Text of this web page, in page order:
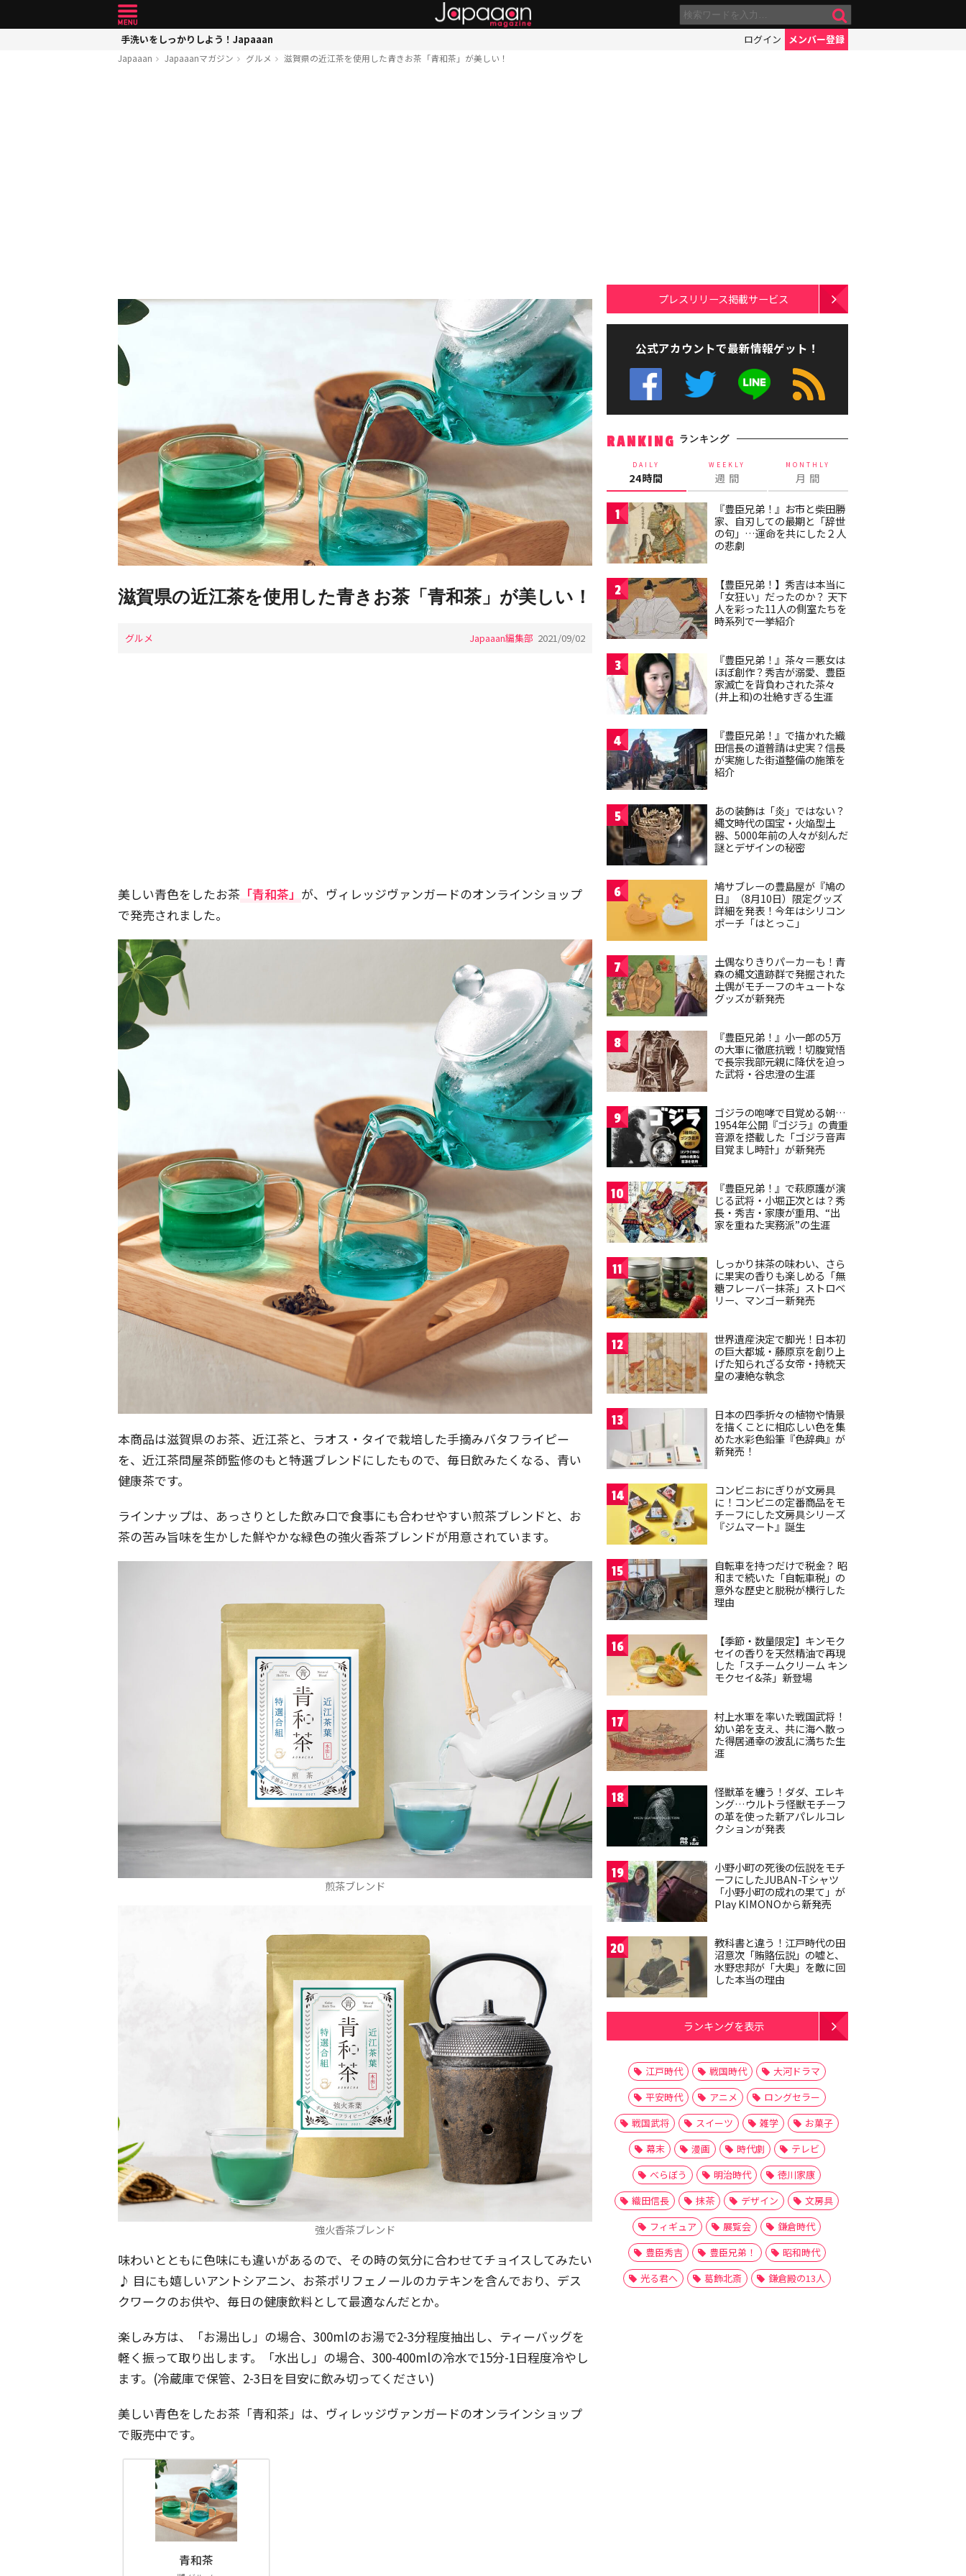
手洗いをしっかりしよう！Japaaan ログイン メンバー登録
Japaaan Japaaanマガジン グルメ 滋賀県の近江茶を使用した青きお茶「青和茶」が美しい！
滋賀県の近江茶を使用した青きお茶「青和茶」が美しい！
グルメ Japaaan編集部 2021/09/02
美しい青色をしたお茶 「青和茶」 が、ヴィレッジヴァンガードのオンラインショップ
で発売されました。
本商品は滋賀県のお茶、近江茶と、ラオス・タイで栽培した手摘みバタフライピー
を、近江茶問屋茶師監修のもと特選ブレンドにしたもので、毎日飲みたくなる、青い
健康茶です。
ラインナップは、あっさりとした飲み口で食事にも合わせやすい煎茶ブレンドと、お
茶の苦み旨味を生かした鮮やかな緑色の強火香茶ブレンドが用意されています。
煎茶ブレンド
強火香茶ブレンド
味わいとともに色味にも違いがあるので、その時の気分に合わせてチョイスしてみたい
♪ 目にも嬉しいアントシアニン、お茶ポリフェノールのカテキンを含んでおり、デス
クワークのお供や、毎日の健康飲料として最適なんだとか。
楽しみ方は、「お湯出し」の場合、300mlのお湯で2-3分程度抽出し、ティーバッグを
軽く振って取り出します。「水出し」の場合、300-400mlの冷水で15分-1日程度冷やし
ます。(冷蔵庫で保管、2-3日を目安に飲み切ってください)
美しい青色をしたお茶「青和茶」は、ヴィレッジヴァンガードのオンラインショップ
で販売中です。
青和茶
プレスリリース掲載サービス
公式アカウントで最新情報ゲット！
RANKING ランキング
DAILY
24時間
WEEKLY
週 間
MONTHLY
月 間
1
『豊臣兄弟！』お市と柴田勝
家、自刃しての最期と「辞世
の句」…運命を共にした２人
の悲劇
2
【豊臣兄弟！】秀吉は本当に
「女狂い」だったのか？ 天下
人を彩った11人の側室たちを
時系列で一挙紹介
3
『豊臣兄弟！』茶々＝悪女は
ほぼ創作？秀吉が溺愛、豊臣
家滅亡を背負わされた茶々
(井上和)の壮絶すぎる生涯
4
『豊臣兄弟！』で描かれた織
田信長の道普請は史実？信長
が実施した街道整備の施策を
紹介
5
あの装飾は「炎」ではない？
縄文時代の国宝・火焔型土
器、5000年前の人々が刻んだ
謎とデザインの秘密
6
鳩サブレーの豊島屋が『鳩の
日』（8月10日）限定グッズ
詳細を発表！今年はシリコン
ポーチ「はとっこ」
7
土偶なりきりパーカーも！青
森の縄文遺跡群で発掘された
土偶がモチーフのキュートな
グッズが新発売
8
『豊臣兄弟！』小一郎の5万
の大軍に徹底抗戦！切腹覚悟
で長宗我部元親に降伏を迫っ
た武将・谷忠澄の生涯
9
ゴジラの咆哮で目覚める朝…
1954年公開『ゴジラ』の貴重
音源を搭載した「ゴジラ音声
目覚まし時計」が新発売
10
『豊臣兄弟！』で萩原護が演
じる武将・小堀正次とは？秀
長・秀吉・家康が重用、“出
家を重ねた実務派”の生涯
11
しっかり抹茶の味わい、さら
に果実の香りも楽しめる「無
糖フレーバー抹茶」ストロベ
リー、マンゴー新発売
12
世界遺産決定で脚光！日本初
の巨大都城・藤原京を創り上
げた知られざる女帝・持統天
皇の凄絶な執念
13
日本の四季折々の植物や情景
を描くことに相応しい色を集
めた水彩色鉛筆『色辞典』が
新発売！
14
コンビニおにぎりが文房具
に！コンビニの定番商品をモ
チーフにした文房具シリーズ
『ジムマート』誕生
15
自転車を持つだけで税金？ 昭
和まで続いた「自転車税」の
意外な歴史と脱税が横行した
理由
16
【季節・数量限定】キンモク
セイの香りを天然精油で再現
した「スチームクリーム キン
モクセイ&茶」新登場
17
村上水軍を率いた戦国武将！
幼い弟を支え、共に海へ散っ
た得居通幸の波乱に満ちた生
涯
18
怪獣革を纏う！ダダ、エレキ
ング…ウルトラ怪獣モチーフ
の革を使った新アパレルコレ
クションが発表
19
小野小町の死後の伝説をモチ
ーフにしたJUBAN-Tシャツ
「小野小町の成れの果て」が
Play KIMONOから新発売
20
教科書と違う！江戸時代の田
沼意次「賄賂伝説」の嘘と、
水野忠邦が「大奥」を敵に回
した本当の理由
ランキングを表示
江戸時代 戦国時代
大河ドラマ
平安時代
アニメ
ロングセラー
戦国武将
スイーツ 雑学
お菓子
幕末
漫画 時代劇
テレビ
べらぼう
明治時代
徳川家康
織田信長
抹茶 デザイン
文房具
フィギュア
展覧会
鎌倉時代
豊臣秀吉
豊臣兄弟！
昭和時代
光る君へ
葛飾北斎 鎌倉殿の13人